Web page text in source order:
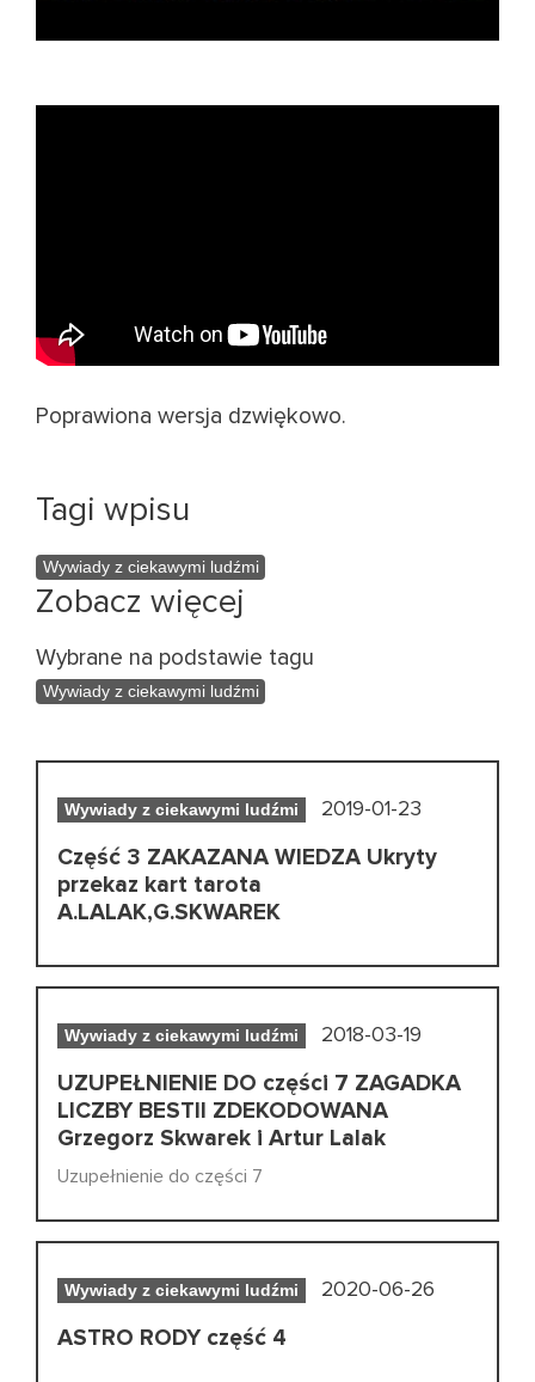
Poprawiona wersja dzwiękowo.
Tagi wpisu
Wywiady z ciekawymi ludźmi
Zobacz więcej
Wybrane na podstawie tagu
Wywiady z ciekawymi ludźmi
Wywiady z ciekawymi ludźmi 2019-01-23
Część 3 ZAKAZANA WIEDZA Ukryty
przekaz kart tarota
A.LALAK,G.SKWAREK
Wywiady z ciekawymi ludźmi 2018-03-19
UZUPEŁNIENIE DO części 7 ZAGADKA
LICZBY BESTII ZDEKODOWANA
Grzegorz Skwarek i Artur Lalak
Uzupełnienie do części 7
Wywiady z ciekawymi ludźmi 2020-06-26
ASTRO RODY część 4